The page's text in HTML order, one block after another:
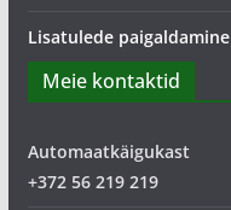
Lisatulede paigaldamine
Meie kontaktid
Automaatkäigukast
+372 56 219 219